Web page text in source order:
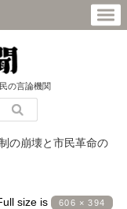
の言論機関
の崩壊と市民革命の
size is 606 × 394